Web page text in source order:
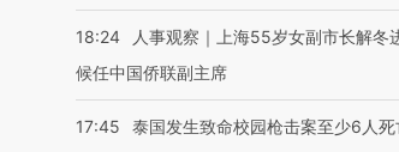
18:24
人事观察｜上海55岁女副市长解冬
候任中国侨联副主席
17:45 泰国发生致命校园枪击案至少6人